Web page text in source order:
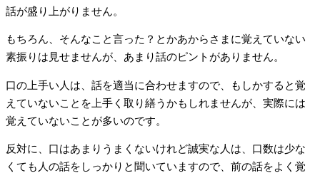
話が盛り上がりません。
もちろん、そんなこと言った？とかあからさまに覚えていない
素振りは見せませんが、あまり話のピントがありません。
口の上手い人は、話を適当に合わせますので、もしかすると覚
えていないことを上手く取り繕うかもしれませんが、実際には
覚えていないことが多いのです。
反対に、口はあまりうまくないけれど誠実な人は、口数は少な
くても人の話をしっかりと聞いていますので、前の話をよく覚